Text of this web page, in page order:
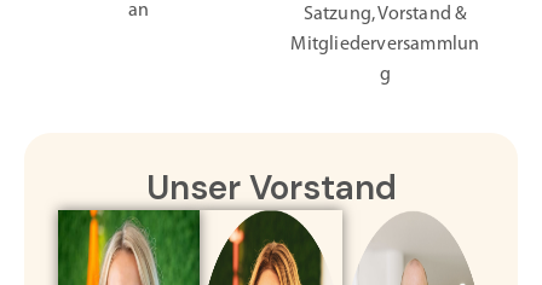
an
Satzung, Vorstand &
Mitgliederversammlun
g
Unser Vorstand